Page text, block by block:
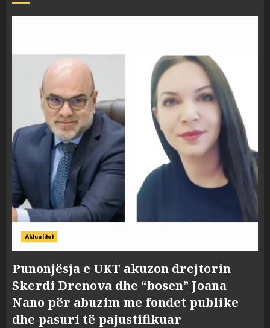
Aktualitet
Punonjësja e UKT akuzon drejtorin
Skerdi Drenova dhe “bosen” Joana
Nano për abuzim me fondet publike
dhe pasuri të pajustifikuar